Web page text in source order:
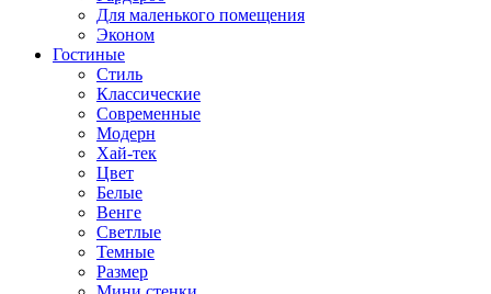
Для маленького помещения
Эконом
Гостиные
Стиль
Классические
Современные
Модерн
Хай-тек
Цвет
Белые
Венге
Светлые
Темные
Размер